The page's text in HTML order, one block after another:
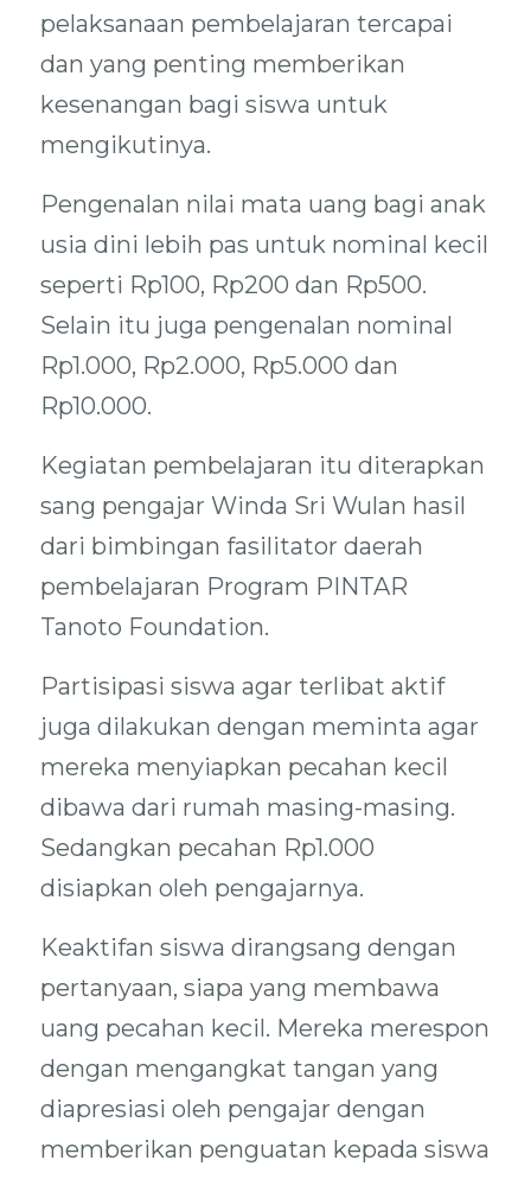
pelaksanaan pembelajaran tercapai
dan yang penting memberikan
kesenangan bagi siswa untuk
mengikutinya.
Pengenalan nilai mata uang bagi anak
usia dini lebih pas untuk nominal kecil
seperti Rp100, Rp200 dan Rp500.
Selain itu juga pengenalan nominal
Rp1.000, Rp2.000, Rp5.000 dan
Rp10.000.
Kegiatan pembelajaran itu diterapkan
sang pengajar Winda Sri Wulan hasil
dari bimbingan fasilitator daerah
pembelajaran Program PINTAR
Tanoto Foundation.
Partisipasi siswa agar terlibat aktif
juga dilakukan dengan meminta agar
mereka menyiapkan pecahan kecil
dibawa dari rumah masing-masing.
Sedangkan pecahan Rp1.000
disiapkan oleh pengajarnya.
Keaktifan siswa dirangsang dengan
pertanyaan, siapa yang membawa
uang pecahan kecil. Mereka merespon
dengan mengangkat tangan yang
diapresiasi oleh pengajar dengan
memberikan penguatan kepada siswa